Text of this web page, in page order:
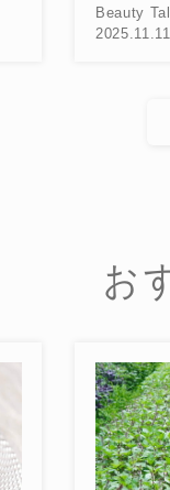
Beauty
お